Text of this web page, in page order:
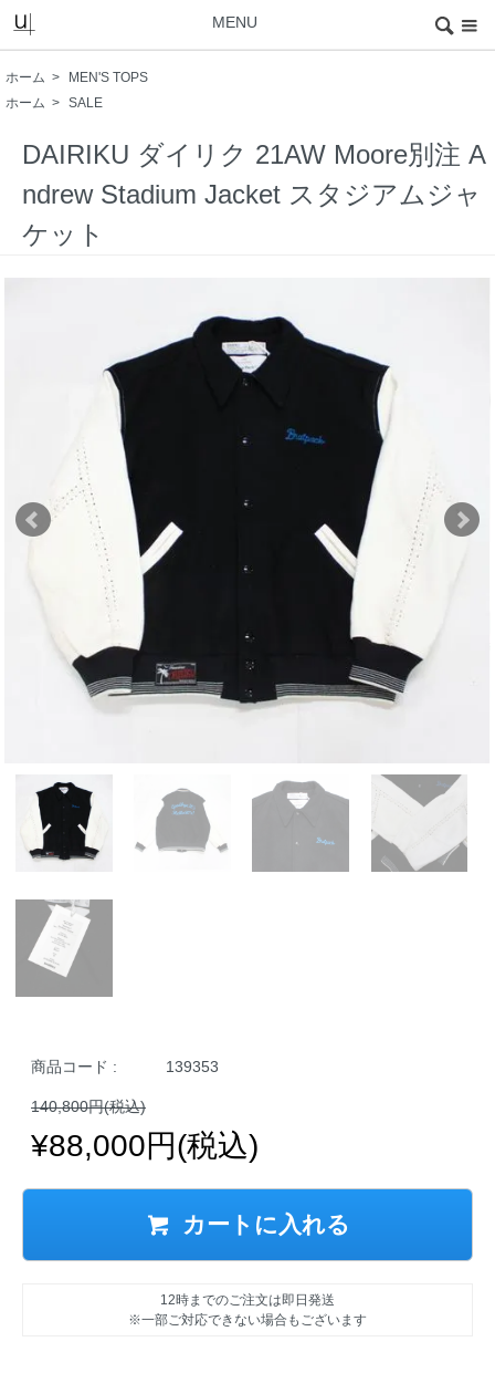
MENU
ホーム >
MEN'S TOPS
ホーム > SALE
DAIRIKU ダイリク 21AW Moore別注 A
ndrew Stadium Jacket スタジアムジャ
ケット
商品コード : 139353
140,800円(税込)
¥88,000円(税込)
カートに入れる
12時までのご注文は即日発送
※一部ご対応できない場合もございます